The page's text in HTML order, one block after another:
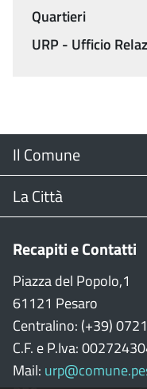
Quartieri
URP - Ufficio
Menu
Footer
Il Comune
Il Sindaco
Consiglio Comunale
CON
Garante persone
La Città
Stradario
WiFi
Città della Musica
Recapiti e Contatti
Piazza del Popolo,1
61121 Pesaro
Centralino: (+39)
C.F. e P.Iva:
Mail: